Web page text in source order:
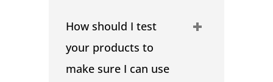
How should I test
your products to
make sure I can use